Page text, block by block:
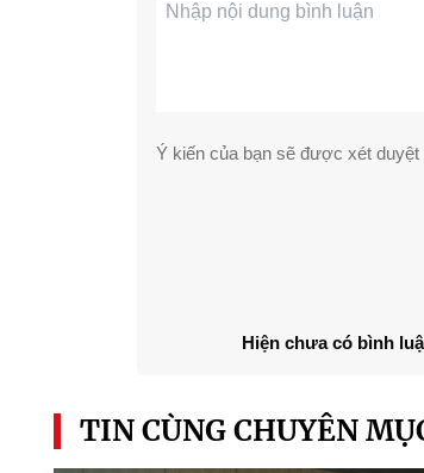
Ý kiến của bạn sẽ được xét duyệt
Hiện chưa có bình
TIN CÙNG CHUYÊN